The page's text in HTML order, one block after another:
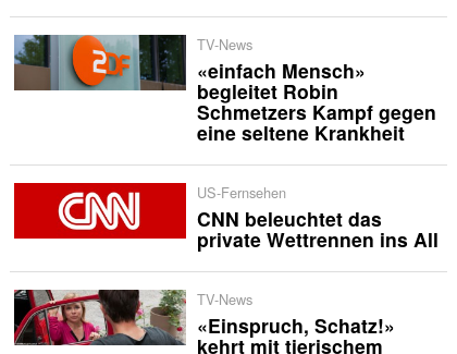
TV-News
«einfach Mensch»
begleitet Robin
Schmetzers Kampf gegen
eine seltene Krankheit
US-Fernsehen
CNN beleuchtet das
private Wettrennen ins All
TV-News
«Einspruch, Schatz!»
kehrt mit tierischem